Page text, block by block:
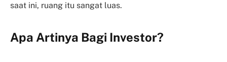
saat ini, ruang itu sangat luas.
Apa Artinya Bagi Investor?